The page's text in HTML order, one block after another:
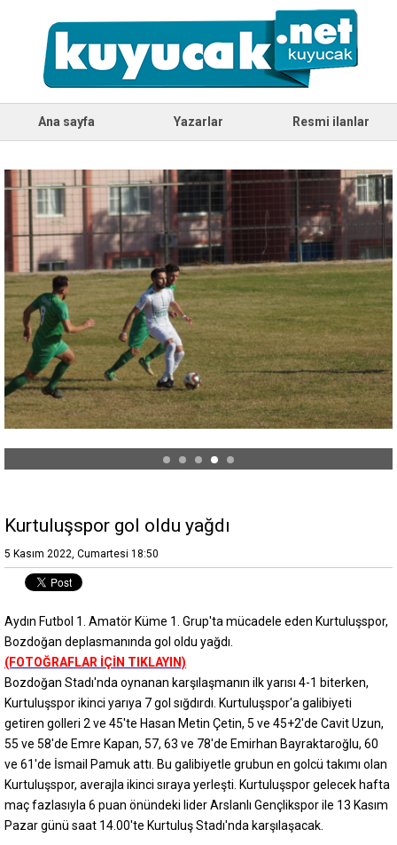
Ana sayfa Yazarlar Resmi ilanlar
Kurtuluşspor gol oldu yağdı
5 Kasım 2022, Cumartesi 18:50
Aydın Futbol 1. Amatör Küme 1. Grup'ta mücadele eden Kurtuluşspor,
Bozdoğan deplasmanında gol oldu yağdı.
(FOTOĞRAFLAR İÇİN TIKLAYIN)
Bozdoğan Stadı'nda oynanan karşılaşmanın ilk yarısı 4-1 biterken,
Kurtuluşspor ikinci yarıya 7 gol sığdırdı. Kurtuluşspor'a galibiyeti
getiren golleri 2 ve 45'te Hasan Metin Çetin, 5 ve 45+2'de Cavit Uzun,
55 ve 58'de Emre Kapan, 57, 63 ve 78'de Emirhan Bayraktaroğlu, 60
ve 61'de İsmail Pamuk attı. Bu galibiyetle grubun en golcü takımı olan
Kurtuluşspor, averajla ikinci sıraya yerleşti. Kurtuluşspor gelecek hafta
maç fazlasıyla 6 puan önündeki lider Arslanlı Gençlikspor ile 13 Kasım
Pazar günü saat 14.00'te Kurtuluş Stadı'nda karşılaşacak.